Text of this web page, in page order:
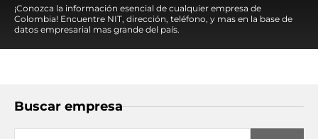
¡Conozca la información esencial de cualquier empresa de
Colombia! Encuentre NIT, dirección, teléfono, y mas en la base de
datos empresarial mas grande del país.
Buscar empresa